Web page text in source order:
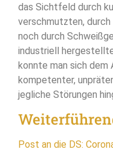
das Sichtfeld durch
verschmutzten,
noch durch
industriell
konnte man sich dem
kompetenter,
jegliche Störungen
Post an die DS: